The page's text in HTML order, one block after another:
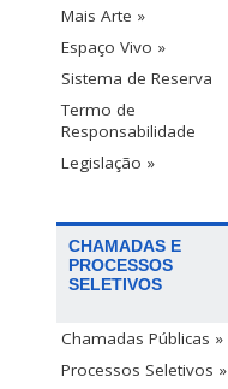
Mais Arte »
Espaço Vivo »
Sistema de Reserva
Termo de
Responsabilidade
Legislação »
CHAMADAS E
PROCESSOS
SELETIVOS
Chamadas Públicas »
Processos Seletivos »